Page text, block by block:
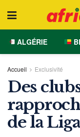
ALGÉRIE
Accueil Exclusivité
Des
de la